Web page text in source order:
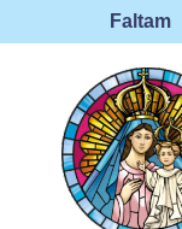
Faltam